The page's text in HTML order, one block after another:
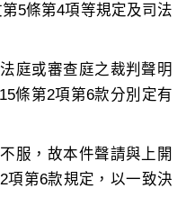
5條第4項等規定及司法
庭或審查庭之裁判聲明
條第2項第6款分別定有
服，故本件聲請與上開
項第6款規定，以一致決